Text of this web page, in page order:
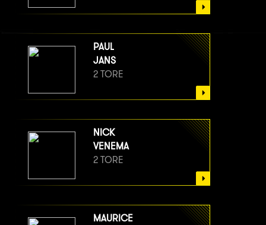
PAUL
JANS
2 TORE
NICK
VENEMA
2 TORE
MAURICE